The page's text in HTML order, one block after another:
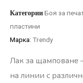
КатегорииБоя за
пластини
Марка: Trendy
Лак за щамповане
на линии с